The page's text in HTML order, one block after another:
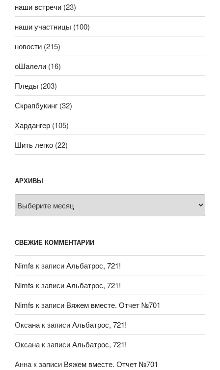
наши встречи (23)
наши участницы (100)
новости (215)
оШалели (16)
Пледы (203)
Скрапбукинг (32)
Хардангер (105)
Шить легко (22)
АРХИВЫ
СВЕЖИЕ КОММЕНТАРИИ
Nimfs к записиАльбатрос, 721!
Nimfs к записиАльбатрос, 721!
Nimfs к записи Вяжем вместе. Отчет №701
Оксана к записиАльбатрос, 721!
Оксана к записиАльбатрос, 721!
Анна к записи Вяжем вместе. Отчет №701